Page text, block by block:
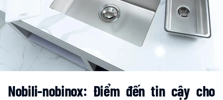
Nobili-nobinox: Điểm đến tin cậy cho